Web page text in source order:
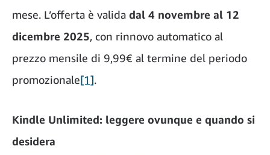
mese. L’offerta è valida dal 4 novembre al 12
dicembre 2025, con rinnovo automatico al
prezzo mensile di 9,99€ al termine del periodo
promozionale[1].
Kindle Unlimited: leggere ovunque e quando si
desidera